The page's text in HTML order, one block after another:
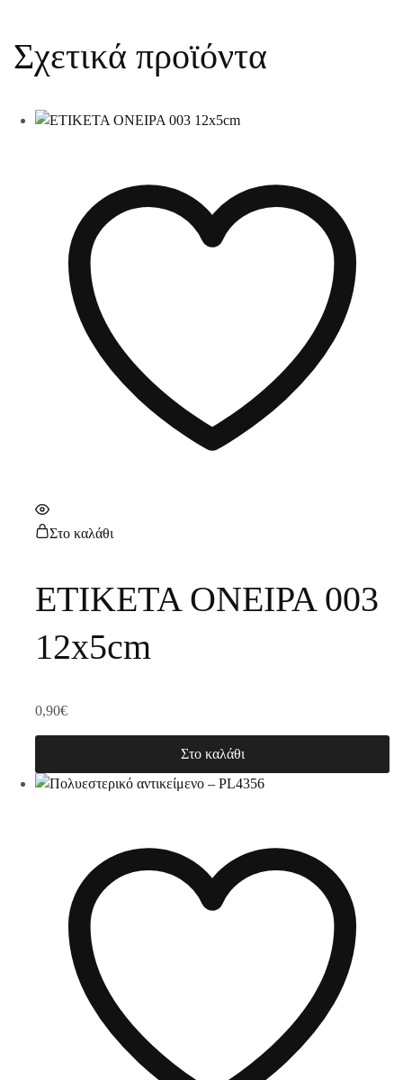
Σχετικά προϊόντα
Στο καλάθι
ΕΤΙΚΕΤΑ ΟΝΕΙΡΑ 003
12x5cm
0,90€
Στο καλάθι